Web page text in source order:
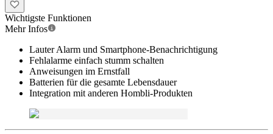
Wichtigste Funktionen
Mehr Infos
Lauter Alarm und Smartphone-Benachrichtigung
Fehlalarme einfach stumm schalten
Anweisungen im Ernstfall
Batterien für die gesamte Lebensdauer
Integration mit anderen Hombli-Produkten